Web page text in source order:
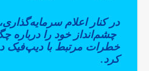
چشم‌انداز خود را درباره
کرد.